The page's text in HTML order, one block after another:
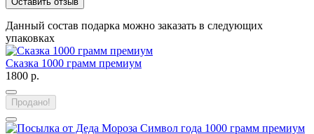
Данный состав подарка можно заказать в следующих
упаковках
Сказка 1000 грамм премиум
1800 р.
Продано!